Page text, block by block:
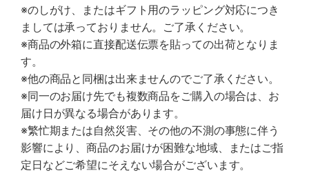
※のしがけ、またはギフト用のラッピング対応につき
ましては承っておりません。ご了承ください。
※商品の外箱に直接配送伝票を貼っての出荷となりま
す。
※他の商品と同梱は出来ませんのでご了承ください。
※同一のお届け先でも複数商品をご購入の場合は、お
届け日が異なる場合があります。
※繁忙期または自然災害、その他の不測の事態に伴う
影響により、商品のお届けが困難な地域、またはご指
定日などご希望にそえない場合がございます。